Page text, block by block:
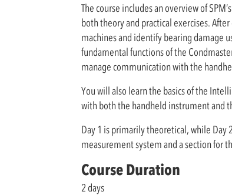
The course includes an overview of
both theory and practical exercises.
machines and identify bearing damage
fundamental functions of the
manage communication with the
You will also learn the basics of the
with both the handheld instrument and
Day 1 is primarily theoretical, while Day
measurement system and a section for
Course Duration
2 days